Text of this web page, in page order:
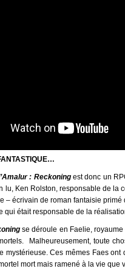
: Reckoningest donc un
lu, Ken Rolston, responsable de la
– écrivain de roman fantaisie
qui était responsable de la
se déroule en Faelie,
Malheureusement, toute
mystérieuse. Ces mêmes Faes
mort mais ramené à la vie que